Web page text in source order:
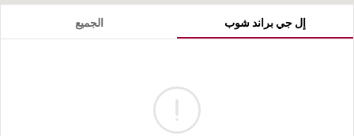
إل جي براند شوب الجميع